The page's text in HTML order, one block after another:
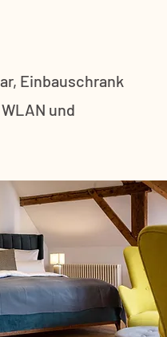
Einbauschrank
und